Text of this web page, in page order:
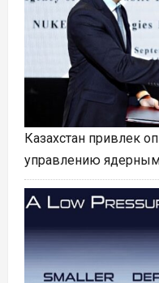
Казахстан привлек
управлению